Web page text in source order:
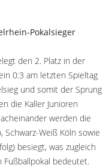
Pokalsieger
den 2. Platz in der
0:3 am letzten Spieltag
und somit der Sprung
die Kaller Junioren
werden die
Schwarz-Weiß Köln sowie
besiegt, was zugleich
bedeutet.